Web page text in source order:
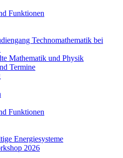
Funktionen
Technomathematik bei
Mathematik und Physik
Termine
Funktionen
Energiesysteme
2026